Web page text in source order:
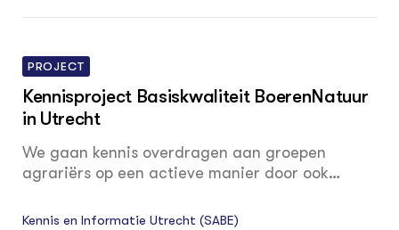
PROJECT
Kennisproject Basiskwaliteit BoerenNatuur
in Utrecht
We gaan kennis overdragen aan groepen
agrariërs op een actieve manier door ook
binden aan de boeren. De vrijwilligers
Kennis en Informatie Utrecht (SABE)